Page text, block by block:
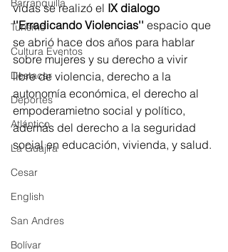
Barranquilla
Turismo
Cultura Eventos
Destacar
Deportes
Atlántico
La Guajira
Cesar
English
San Andres
Bolívar
vidas se realizó el IX dialogo
''Erradicando Violencias'' espacio que
se abrió hace dos años para hablar
sobre mujeres y su derecho a vivir
libre de violencia, derecho a la
autonomía económica, el derecho al
empoderamietno social y político,
además del derecho a la seguridad
social en educación, vivienda, y salud.